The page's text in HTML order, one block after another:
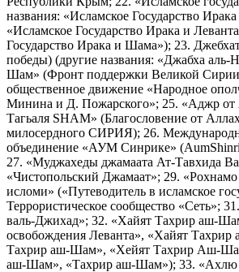
названия: «Исламское Государство
«Исламское Государство Ирака и
Государство Ирака и Шама»); 23.
победы) (другие названия: «Джабха
Шам» (Фронт поддержки Великой
общественное движение «Народное
Минина и Д. Пожарского»; 25. «Аджр от
Тагьаля SHAM» (Благословение от
милосердного СИРИЯ); 26.
объединение «АУМ Синрике»
27. «Муджахеды джамаата Ат-Тавхида
«Чистопольский Джамаат»; 29. «Рохнамо
исломи» («Путеводитель в исламское
Террористическое сообщество «Сеть»;
валь-Джихад»; 32. «Хайят Тахрир аш-
освобождения Леванта», «Хайят
Тахрир аш-Шам», «Хейят Тахрир Аш-
аш-Шам», «Тахрир аш-Шам»); 33. «Ахлю